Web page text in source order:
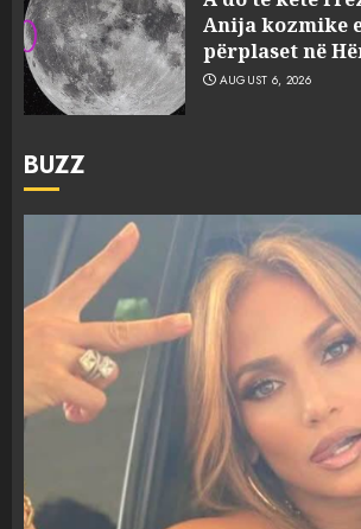
Anija kozmike
përplaset në
AUGUST 6, 2026
BUZZ